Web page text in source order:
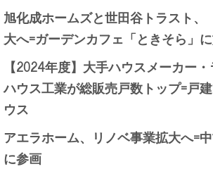
旭化成ホームズと世田谷トラスト、
大へ=ガーデンカフェ「ときそら」
【2024年度】大手ハウスメーカー
ハウス工業が総販売戸数トップ=戸
ウス
アエラホーム、リノベ事業拡大へ=
に参画